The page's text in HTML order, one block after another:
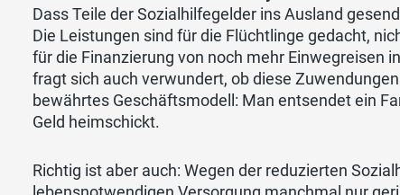
Dass Teile der Sozialhilfegelder ins Ausland
Die Leistungen sind für die Flüchtlinge gedacht,
für die Finanzierung von noch mehr Einwegreisen
fragt sich auch verwundert, ob diese
bewährtes Geschäftsmodell: Man entsendet ein
Geld heimschickt.
Richtig ist aber auch: Wegen der reduzierten